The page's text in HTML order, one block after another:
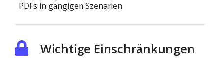
PDFs in gängigen Szenarien
Wichtige Einschränkungen